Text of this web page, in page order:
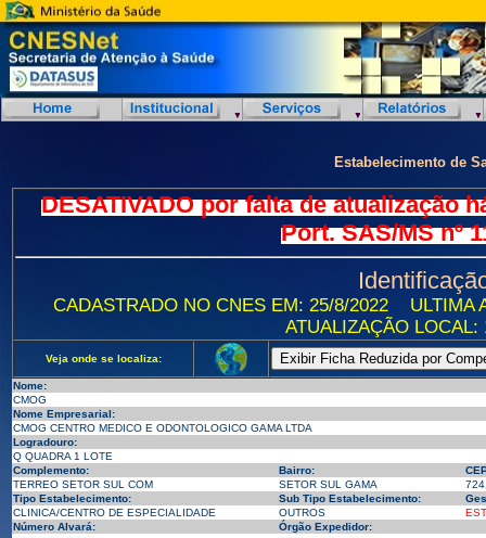
Estabelecimento de
DESATIVADO por falta de atualização
Port. SAS/MS nº
CADASTRADO NO CNES EM: 25/8/2022
ULTIMA
ATUALIZAÇÃO LOCAL:
Veja onde se localiza:
Nome:
CMOG
Nome Empresarial:
CMOG CENTRO MEDICO E ODONTOLOGICO GAMA LTDA
Logradouro:
Q QUADRA 1 LOTE
Complemento:
Bairro:
TERREO SETOR SUL COM
SETOR SUL GAMA
Tipo Estabelecimento:
Sub Tipo Estabelecimento:
CLINICA/CENTRO DE ESPECIALIDADE
OUTROS
Número Alvará:
Órgão Expedidor: